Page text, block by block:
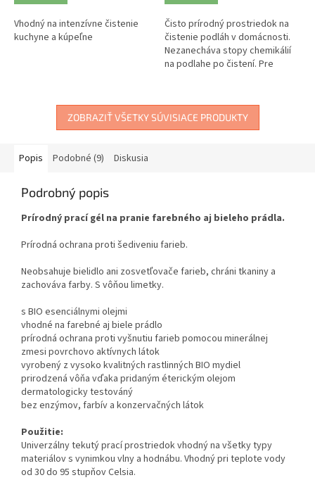
Vhodný na intenzívne čistenie
kuchyne a kúpeľne
Čisto prírodný prostriedok na
čistenie podláh v domácnosti.
Nezanecháva stopy chemikálií
na podlahe po čistení. Pre
ZOBRAZIŤ VŠETKY SÚVISIACE PRODUKTY
Popis Podobné (9) Diskusia
Podrobný popis
Prírodný prací gél na pranie farebného aj bieleho prádla.
Prírodná ochrana proti šediveniu farieb.
Neobsahuje bielidlo ani zosvetľovače farieb, chráni tkaniny a
zachováva farby. S vôňou limetky.
s BIO esenciálnymi olejmi
vhodné na farebné aj biele prádlo
prírodná ochrana proti vyšnutiu farieb pomocou minerálnej
zmesi povrchovo aktívnych látok
vyrobený z vysoko kvalitných rastlinných BIO mydiel
prirodzená vôňa vďaka pridaným éterickým olejom
dermatologicky testováný
bez enzýmov, farbív a konzervačných látok
Použitie:
Univerzálny tekutý prací prostriedok vhodný na všetky typy
materiálov s vynimkou vlny a hodnábu. Vhodný pri teplote vody
od 30 do 95 stupňov Celsia.